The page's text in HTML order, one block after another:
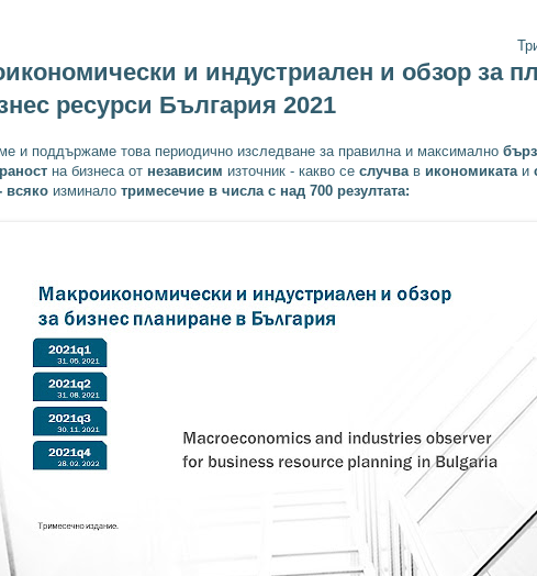
и индустриален и обзор за
ресурси България 2021
и поддържаме това периодично изследване за правилна и максимално
на бизнеса от независим източник - какво се случва в икономиката и
всяко изминало тримесечие в числа с над 700 резултата: